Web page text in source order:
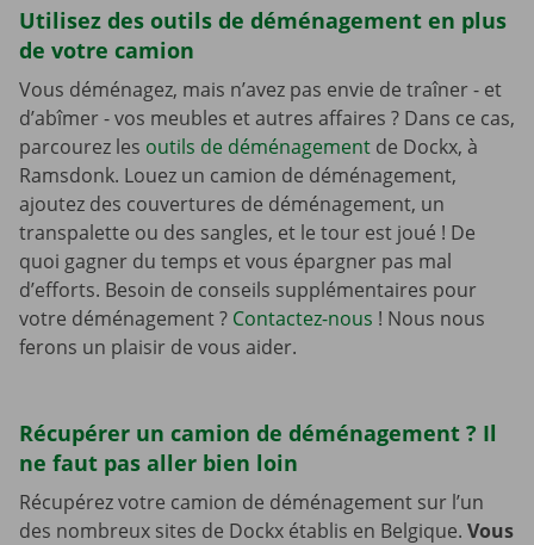
Utilisez des outils de déménagement en plus
de votre camion
Vous déménagez, mais n’avez pas envie de traîner - et
d’abîmer - vos meubles et autres affaires ? Dans ce cas,
parcourez les outils de déménagement de Dockx, à
Ramsdonk. Louez un camion de déménagement,
ajoutez des couvertures de déménagement, un
transpalette ou des sangles, et le tour est joué ! De
quoi gagner du temps et vous épargner pas mal
d’efforts. Besoin de conseils supplémentaires pour
votre déménagement ? Contactez-nous ! Nous nous
ferons un plaisir de vous aider.
Récupérer un camion de déménagement ? Il
ne faut pas aller bien loin
Récupérez votre camion de déménagement sur l’un
des nombreux sites de Dockx établis en Belgique. Vous